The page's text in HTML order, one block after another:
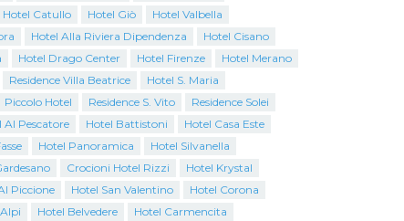
Hotel Catullo Hotel Giò
Hotel Valbella
Hotel Alla Riviera Dipendenza
Hotel Cisano
Hotel Drago Center Hotel Firenze
Hotel Merano
Residence Villa Beatrice
Hotel S. Maria
Piccolo Hotel Residence S. Vito
Residence Solei
Al Pescatore Hotel Battistoni
Hotel Casa Este
Hotel Panoramica
Hotel Silvanella
Crocioni Hotel Rizzi
Hotel Krystal
Piccione Hotel San Valentino
Hotel Corona
Hotel Belvedere
Hotel Carmencita